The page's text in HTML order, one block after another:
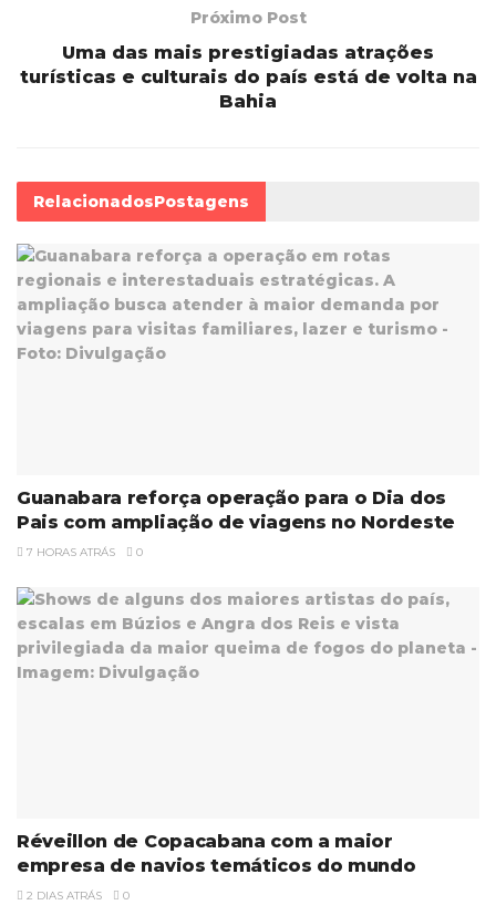
Próximo Post
Uma das mais prestigiadas atrações
turísticas e culturais do país está de volta na
Bahia
RelacionadosPostagens
Guanabara reforça operação para o Dia dos
Pais com ampliação de viagens no Nordeste
7 HORAS ATRÁS 0
Réveillon de Copacabana com a maior
empresa de navios temáticos do mundo
2 DIAS ATRÁS 0